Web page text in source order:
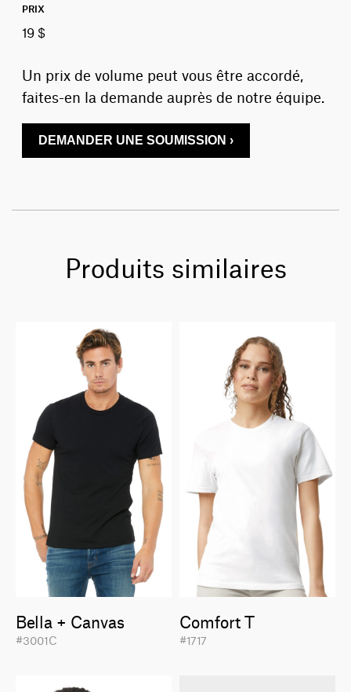
PRIX
19 $
Un prix de volume peut vous être accordé,
faites-en la demande auprès de notre équipe.
DEMANDER UNE SOUMISSION ›
Produits similaires
Bella + Canvas
#3001C
Comfort T
#1717